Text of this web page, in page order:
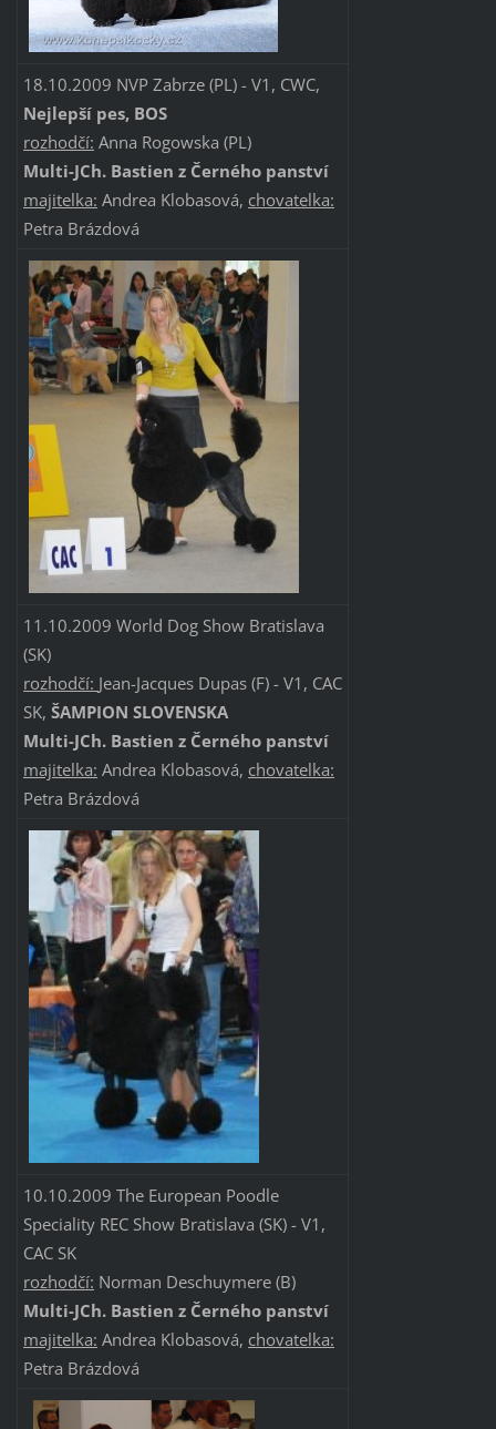
18.10.2009 NVP Zabrze (PL) - V1, CWC,
Nejlepší pes, BOS
rozhodčí: Anna Rogowska (PL)
Multi-JCh. Bastien z Černého panství
majitelka: Andrea Klobasová, chovatelka:
Petra Brázdová
11.10.2009 World Dog Show Bratislava
(SK)
rozhodčí: Jean-Jacques Dupas (F) - V1, CAC
SK, ŠAMPION SLOVENSKA
Multi-JCh. Bastien z Černého panství
majitelka: Andrea Klobasová, chovatelka:
Petra Brázdová
10.10.2009 The European Poodle
Speciality REC Show Bratislava (SK) - V1,
CAC SK
rozhodčí: Norman Deschuymere (B)
Multi-JCh. Bastien z Černého panství
majitelka: Andrea Klobasová, chovatelka:
Petra Brázdová